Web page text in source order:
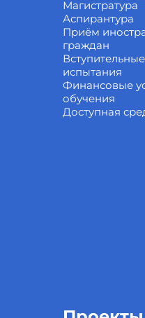
Магистратура
Аспирантура
Приём
граждан
Вступительные
испытания
Финансовые
обучения
Доступная